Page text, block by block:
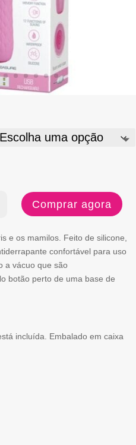
Comprar agora
e os mamilos. Feito de silicone,
confortável para uso
a vácuo que são
botão perto de uma base de
incluída. Embalado em caixa